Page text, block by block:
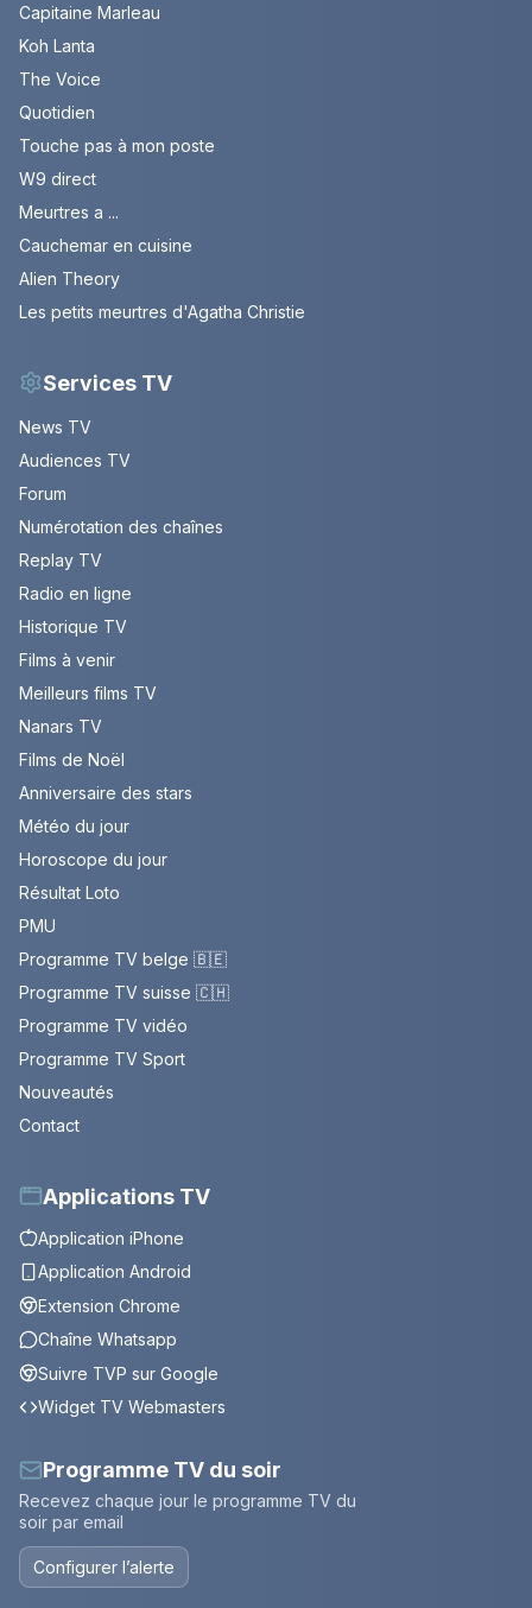
Capitaine Marleau
Koh Lanta
The Voice
Quotidien
Touche pas à mon poste
W9 direct
Meurtres a ...
Cauchemar en cuisine
Alien Theory
Les petits meurtres d'Agatha Christie
Services TV
News TV
Audiences TV
Forum
Numérotation des chaînes
Replay TV
Radio en ligne
Historique TV
Films à venir
Meilleurs films TV
Nanars TV
Films de Noël
Anniversaire des stars
Météo du jour
Horoscope du jour
Résultat Loto
PMU
Programme TV belge 🇧🇪
Programme TV suisse 🇨🇭
Programme TV vidéo
Programme TV Sport
Nouveautés
Contact
Applications TV
Application iPhone
Application Android
Extension Chrome
Chaîne Whatsapp
Suivre TVP sur Google
Widget TV Webmasters
Programme TV du soir
Recevez chaque jour le programme TV du
soir par email
Configurer l’alerte